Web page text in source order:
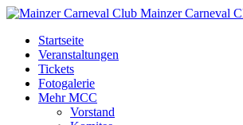
Mainzer Carneval
Startseite
Veranstaltungen
Tickets
Fotogalerie
Mehr MCC
Vorstand